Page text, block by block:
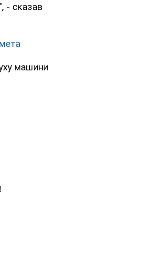
- сказав
машини